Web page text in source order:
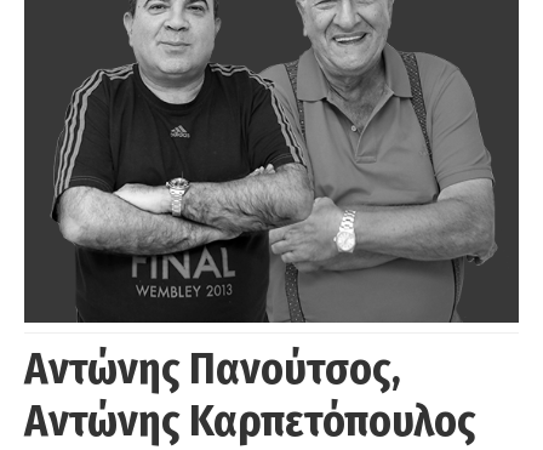
Αντώνης Πανούτσος,
Αντώνης Καρπετόπουλος